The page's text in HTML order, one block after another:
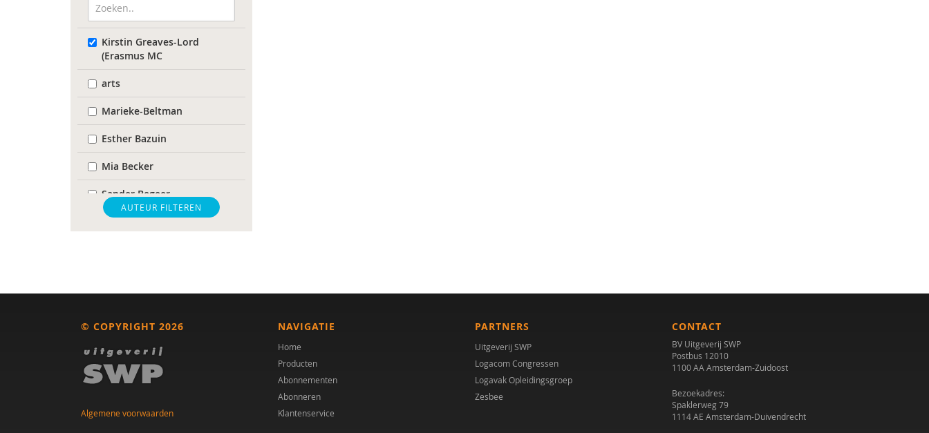
Kirstin Greaves-Lord
(Erasmus MC
arts
Marieke-Beltman
Esther Bazuin
Mia Becker
Sander Begeer
K. Berman
Frederik Boven
Mieke Cardol
Van der Gaag
mr. F.M. Westerbos
AUTEUR FILTEREN
© COPYRIGHT 2026
Algemene voorwaarden
NAVIGATIE
Home
Producten
Abonnementen
Abonneren
Klantenservice
PARTNERS
Uitgeverij SWP
Logacom Congressen
Logavak Opleidingsgroep
Zesbee
CONTACT
BV Uitgeverij SWP
Postbus 12010
1100 AA Amsterdam-Zuidoost
Bezoekadres:
Spaklerweg 79
1114 AE Amsterdam-Duivendrecht